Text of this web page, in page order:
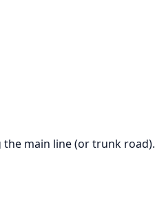
the main line (or trunk road).